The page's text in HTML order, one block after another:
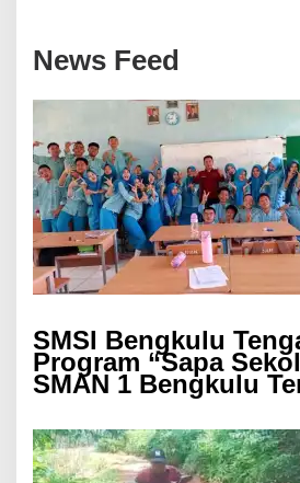
News Feed
SMSI Bengkulu
Program “Sapa
SMAN 1 Bengkulu